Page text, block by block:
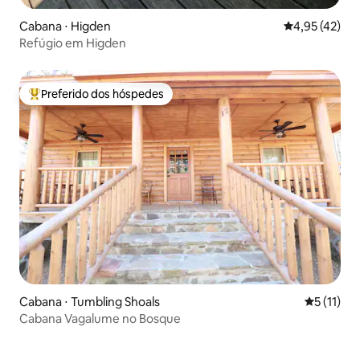
Cabana ⋅ Higden 4,95 de uma
4,95 (42)
Refúgio em Higden
Entre os melhores preferidos dos hóspedes
Preferido dos hóspedes
Cabana ⋅ Tumbling Shoals 5 de uma
5 (11)
Cabana Vagalume no Bosque